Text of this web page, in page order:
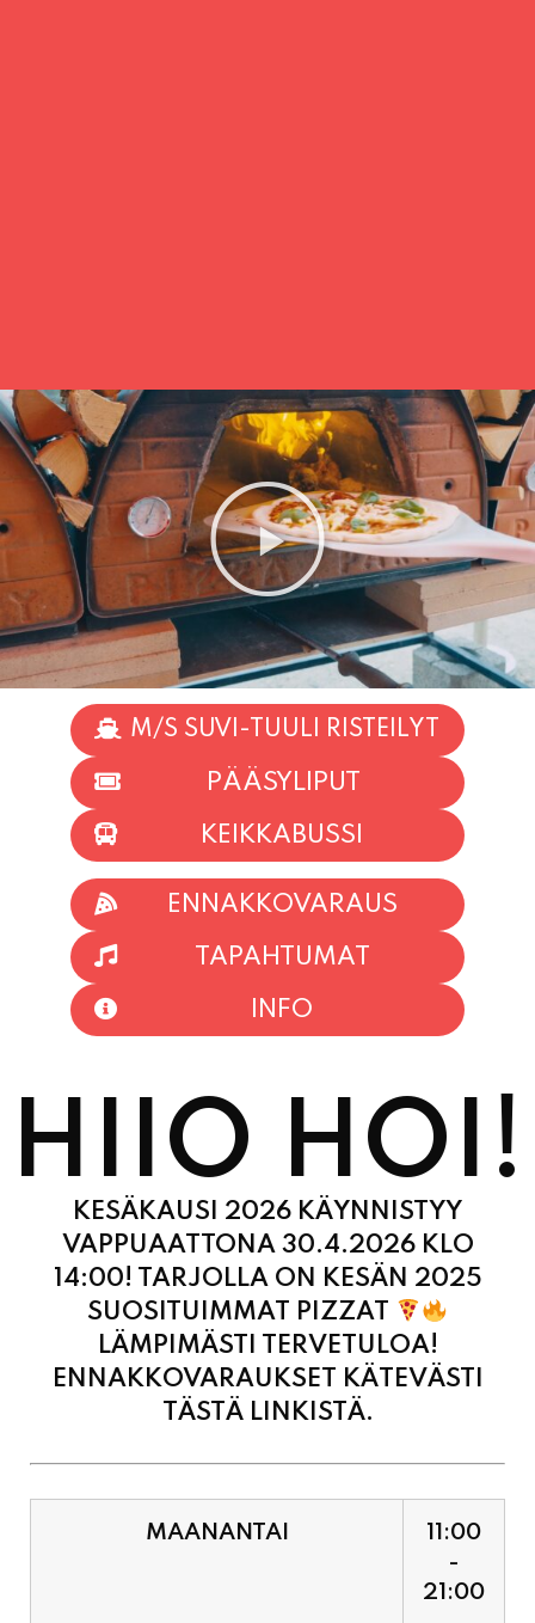
M/S SUVI-TUULI RISTEILYT
PÄÄSYLIPUT
KEIKKABUSSI
TAPAHTUMAT
INFO
HIIO HOI!
KESÄKAUSI 2026 KÄYNNISTYY
VAPPUAATTONA 30.4.2026 KLO
14:00! TARJOLLA ON KESÄN 2025
SUOSITUIMMAT PIZZAT
LÄMPIMÄSTI TERVETULOA!
ENNAKKOVARAUKSET KÄTEVÄSTI
TÄSTÄ LINKISTÄ.
-
21:00
11:00
-